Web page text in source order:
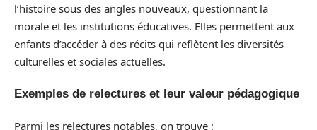
l’histoire sous des angles nouveaux, questionnant la
morale et les institutions éducatives. Elles permettent aux
enfants d’accéder à des récits qui reflètent les diversités
culturelles et sociales actuelles.
Exemples de relectures et leur valeur pédagogique
Parmi les relectures notables, on trouve :